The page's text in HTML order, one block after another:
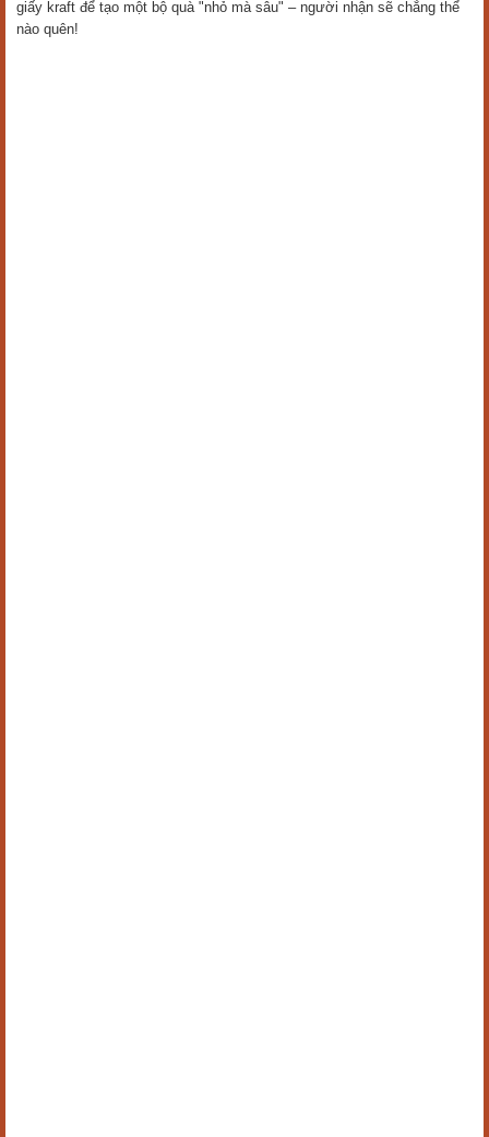
giấy kraft để tạo một bộ quà "nhỏ mà sâu" – người nhận sẽ chẳng thể
nào quên!